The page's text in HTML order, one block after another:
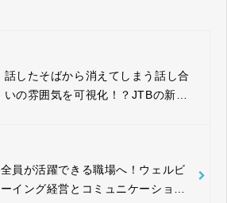
話したそばから消えてしまう話し合
いの雰囲気を可視化！？JTBの新規
全員が活躍できる職場へ！ウェルビ
ーイング経営とコミュニケーション